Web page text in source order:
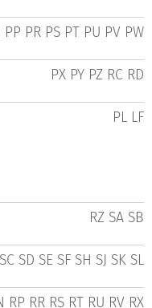
PP PR PS PT PU PV PW
PX PY PZ RC RD
PL LF
RZ SA SB
SC SD SE SF SH SJ SK SL
RP RR RS RT RU RV RX